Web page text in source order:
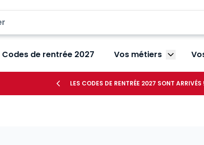
Codes de rentrée 2027 Vos métiers Afficher
LES CODES DE RENTRÉE 2027 SONT ARRIVÉS !